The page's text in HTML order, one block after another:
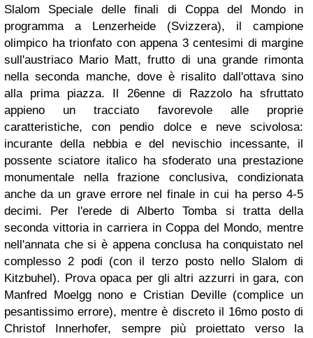
Slalom Speciale delle finali di Coppa del Mondo in
programma a Lenzerheide (Svizzera), il campione
olimpico ha trionfato con appena 3 centesimi di margine
sull'austriaco Mario Matt, frutto di una grande rimonta
nella seconda manche, dove è risalito dall'ottava sino
alla prima piazza. Il 26enne di Razzolo ha sfruttato
appieno un tracciato favorevole alle proprie
caratteristiche, con pendio dolce e neve scivolosa:
incurante della nebbia e del nevischio incessante, il
possente sciatore italico ha sfoderato una prestazione
monumentale nella frazione conclusiva, condizionata
anche da un grave errore nel finale in cui ha perso 4-5
decimi. Per l'erede di Alberto Tomba si tratta della
seconda vittoria in carriera in Coppa del Mondo, mentre
nell'annata che si è appena conclusa ha conquistato nel
complesso 2 podi (con il terzo posto nello Slalom di
Kitzbuhel). Prova opaca per gli altri azzurri in gara, con
Manfred Moelgg nono e Cristian Deville (complice un
pesantissimo errore), mentre è discreto il 16mo posto di
Christof Innerhofer, sempre più proiettato verso la